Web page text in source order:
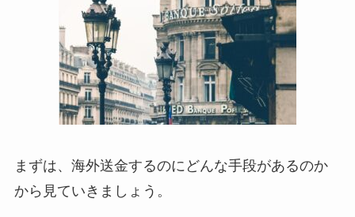
まずは、海外送金するのにどんな手段があるのか
から見ていきましょう。